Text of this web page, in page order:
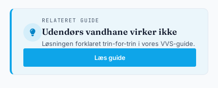
RELATERET GUIDE
Udendørs vandhane virker ikke
Løsningen forklaret trin-for-trin i vores VVS-guide.
Læs guide